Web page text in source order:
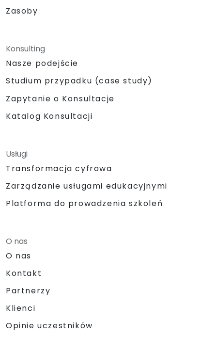
Zasoby
Konsulting
Nasze podejście
Studium przypadku (case study)
Zapytanie o Konsultacje
Katalog Konsultacji
Usługi
Transformacja cyfrowa
Zarządzanie usługami edukacyjnymi
Platforma do prowadzenia szkoleń
O nas
O nas
Kontakt
Partnerzy
Klienci
Opinie uczestników